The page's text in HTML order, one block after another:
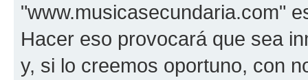
"www.musicasecundaria.com"
Hacer eso provocará que sea
y, si lo creemos oportuno, con